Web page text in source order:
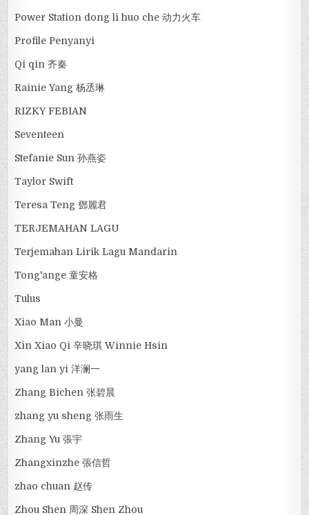
Power Station dong li huo che 动力火车
Profile Penyanyi
Qi qin 齐秦
Rainie Yang 杨丞琳
RIZKY FEBIAN
Seventeen
Stefanie Sun 孙燕姿
Taylor Swift
Teresa Teng 鄧麗君
TERJEMAHAN LAGU
Terjemahan Lirik Lagu Mandarin
Tong'ange 童安格
Tulus
Xiao Man 小曼
Xin Xiao Qi 辛晓琪 Winnie Hsin
yang lan yi 洋澜一
Zhang Bichen 张碧晨
zhang yu sheng 张雨生
Zhang Yu 張宇
Zhangxinzhe 張信哲
zhao chuan 赵传
Zhou Shen 周深 Shen Zhou